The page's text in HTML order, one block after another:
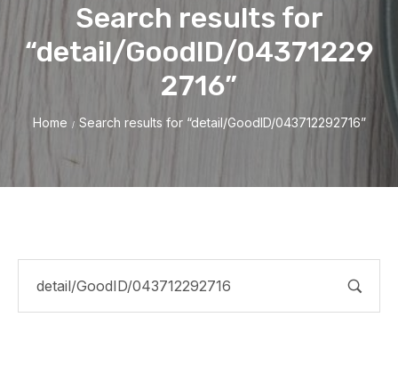
Search results for
“detail/GoodID/04371229
2716”
Home / Search results for “detail/GoodID/043712292716”